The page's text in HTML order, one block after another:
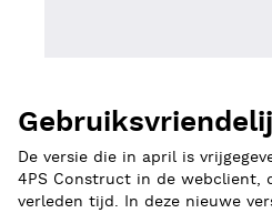
De versie die in april is
4PS Construct in de webclient,
verleden tijd. In deze nieuwe